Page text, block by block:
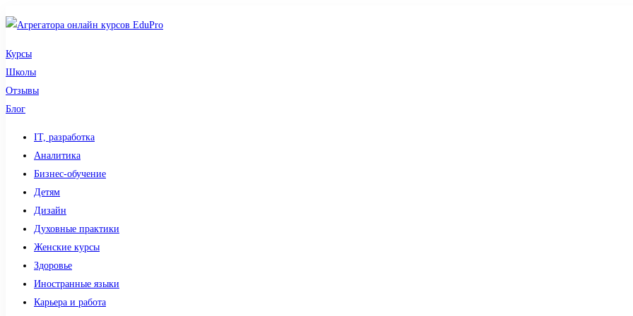
Курсы
Школы
Отзывы
Блог
IT, разработка
Аналитика
Бизнес-обучение
Детям
Дизайн
Духовные практики
Женские курсы
Здоровье
Иностранные языки
Карьера и работа